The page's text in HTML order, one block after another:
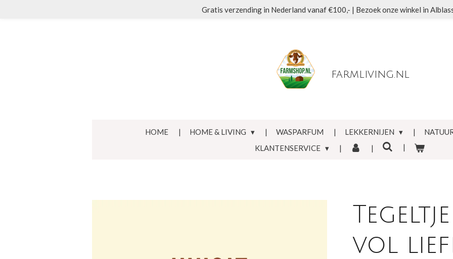
Gratis verzending in Nederland vanaf €100,- | Bezoek onze winkel in
farmliving.nl
HOME HOME & LIVING WASPARFUM LEKKERNIJEN
KLANTENSERVICE
vol